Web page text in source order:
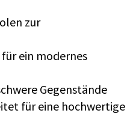
zur
ein modernes
Gegenstände
für eine hochwertige